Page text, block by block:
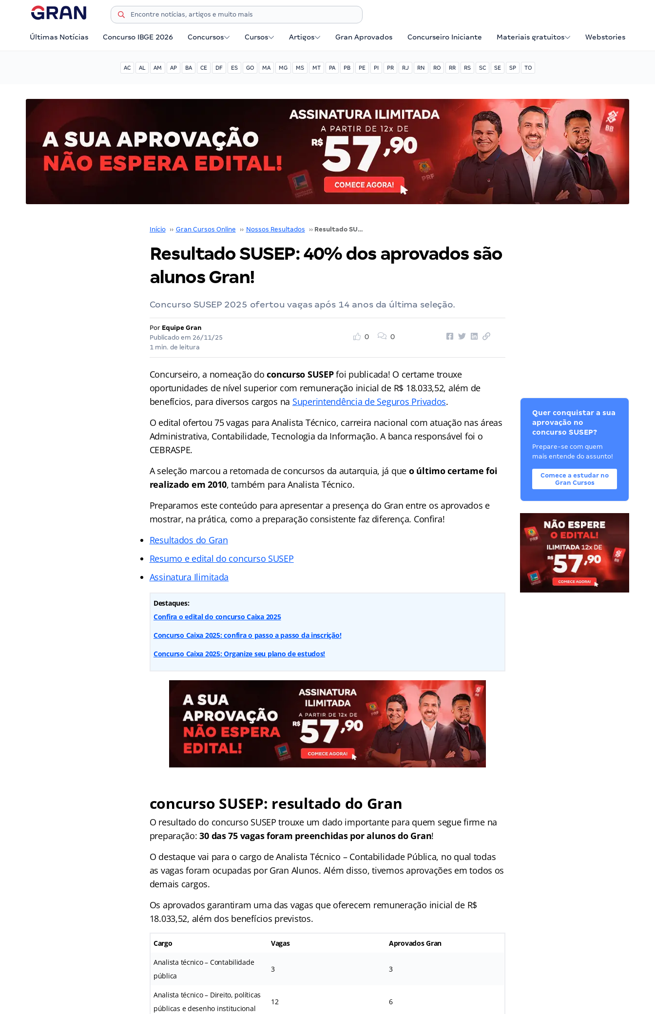
Últimas Notícias Concurso IBGE 2026 Concursos Cursos Artigos Gran Aprovados Concurseiro Iniciante Materiais gratuitos Webstories
AC AL AM AP BA CE DF ES GO MA MG MS MT PA PB PE PI PR RJ RN RO RR RS SC SE SP TO
Início ›› Gran Cursos Online ›› Nossos Resultados ›› Resultado SUSEP: 40% dos aprovados são alunos Gran!
Resultado SUSEP: 40% dos aprovados são
alunos Gran!
Concurso SUSEP 2025 ofertou vagas após 14 anos da última seleção.
Por Equipe Gran
Publicado em 26/11/25
1 min. de leitura
0 0
Concurseiro, a nomeação doconcurso SUSEPfoi publicada! O certame trouxe
oportunidades de nível superior com remuneração inicial de R$ 18.033,52, além de
benefícios, para diversos cargos na Superintendência de Seguros Privados.
O edital ofertou 75 vagas para Analista Técnico, carreira nacional com atuação nas áreas
Administrativa, Contabilidade, Tecnologia da Informação. A banca responsável foi o
CEBRASPE.
A seleção marcou a retomada de concursos da autarquia, já que o último certame foi
realizado em 2010, também para Analista Técnico.
Preparamos este conteúdo para apresentar a presença do Gran entre os aprovados e
mostrar, na prática, como a preparação consistente faz diferença. Confira!
Resultados do Gran
Resumo e edital do concurso SUSEP
Assinatura Ilimitada
Destaques:
Confira o edital do concurso Caixa 2025
Concurso Caixa 2025: confira o passo a passo da inscrição!
Concurso Caixa 2025: Organize seu plano de estudos!
concurso SUSEP: resultado do Gran
O resultado do concurso SUSEP trouxe um dado importante para quem segue firme na
preparação:30 das 75 vagas foram preenchidas por alunos do Gran!
O destaque vai para o cargo de Analista Técnico – Contabilidade Pública, no qual todas
as vagas foram ocupadas por Gran Alunos. Além disso, tivemos aprovações em todos os
demais cargos.
Os aprovados garantiram uma das vagas que oferecem remuneração inicial de R$
18.033,52, além dos benefícios previstos.
Cargo Vagas Aprovados Gran
Analista técnico – Contabilidade
pública
3 3
Analista técnico – Direito, políticas
públicas e desenho institucional
12 6
Quer conquistar a sua
aprovação no
concurso SUSEP?
Prepare-se com quem
mais entende do assunto!
Comece a estudar no
Gran Cursos